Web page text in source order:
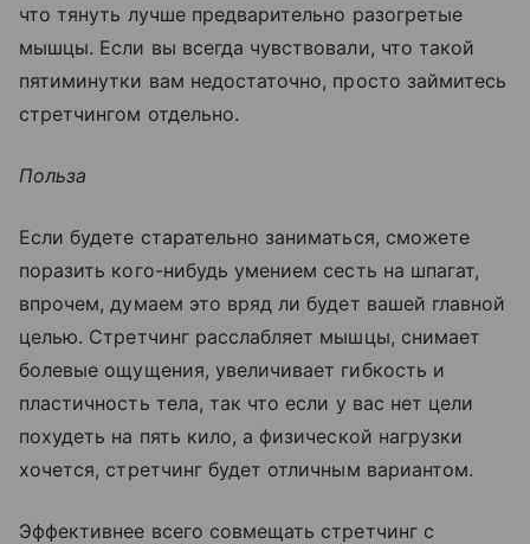
что тянуть лучше предварительно разогретые
мышцы. Если вы всегда чувствовали, что такой
пятиминутки вам недостаточно, просто займитесь
стретчингом отдельно.
Польза
Если будете старательно заниматься, сможете
поразить кого-нибудь умением сесть на шпагат,
впрочем, думаем это вряд ли будет вашей главной
целью. Стретчинг расслабляет мышцы, снимает
болевые ощущения, увеличивает гибкость и
пластичность тела, так что если у вас нет цели
похудеть на пять кило, а физической нагрузки
хочется, стретчинг будет отличным вариантом.
Эффективнее всего совмещать стретчинг с